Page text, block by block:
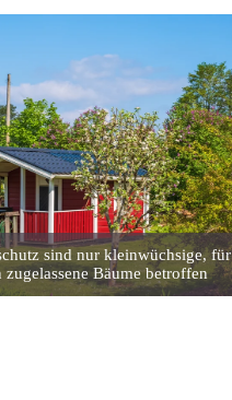
sind nur kleinwüchsige, für
Bäume betroffen